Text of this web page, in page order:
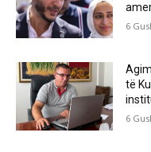
6
të
6